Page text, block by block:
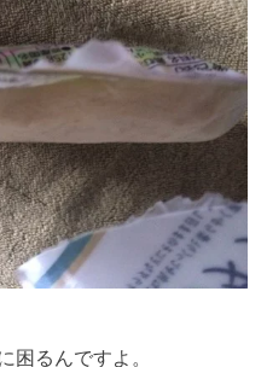
困るんですよ。